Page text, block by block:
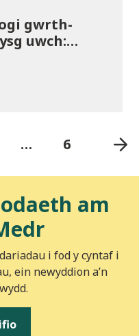
gwrth-
uwch:
2026/27
… 6
am
i fod y cyntaf i
ein newyddion a’n